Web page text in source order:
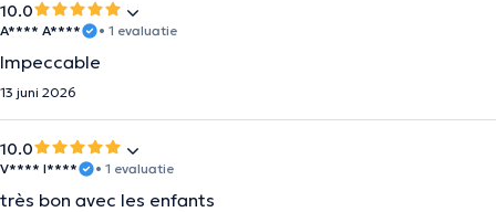
10.0
A**** A**** • 1 evaluatie
Impeccable
13 juni 2026
10.0
V**** I**** • 1 evaluatie
très bon avec les enfants